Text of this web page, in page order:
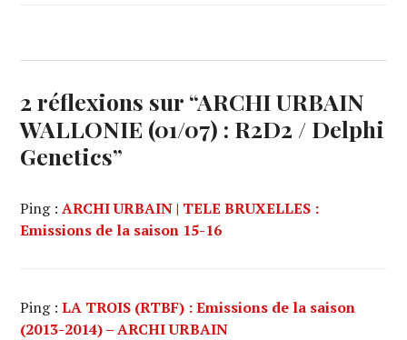
2 réflexions sur “ARCHI URBAIN
WALLONIE (01/07) : R2D2 / Delphi
Genetics”
Ping :ARCHI URBAIN | TELE BRUXELLES :
Emissions de la saison 15-16
Ping :LA TROIS (RTBF) : Emissions de la saison
(2013-2014) – ARCHI URBAIN